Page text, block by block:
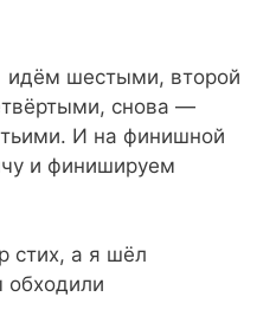
шестыми, второй
снова —
И на финишной
и финишируем
стих, а я шёл
обходили